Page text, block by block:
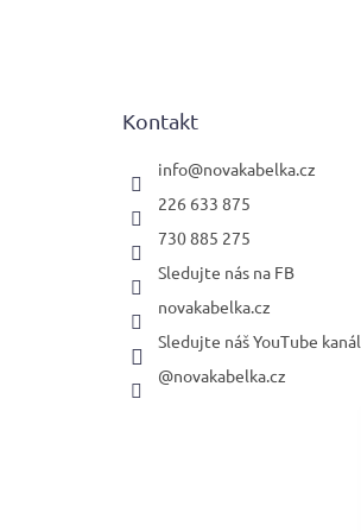
Kontakt
info@novakabelka.cz
226 633 875
730 885 275
Sledujte nás na FB
novakabelka.cz
Sledujte náš YouTube kanál
@novakabelka.cz